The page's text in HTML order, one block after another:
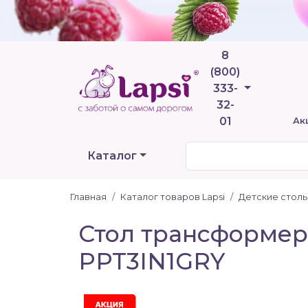
8
(800)
333-
32-
01
Телефоны
Каталог
Главная Каталог товаров Lapsi Детские
Стол трансформер
PPT3IN1GRY